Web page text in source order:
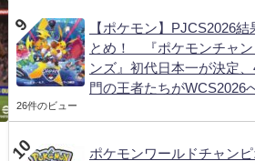
【ポケモン】PJCS2026結
とめ！ 『ポケモンチャン
ンズ』初代日本一が決定、
門の王者たちがWCS2026
26件のビュー
ポケモンワールドチャン